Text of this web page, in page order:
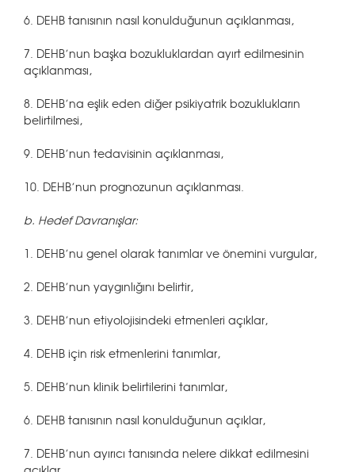
6. DEHB tanısının nasıl konulduğunun açıklanması,
7. DEHB’nun başka bozukluklardan ayırt edilmesinin
açıklanması,
8. DEHB’na eşlik eden diğer psikiyatrik bozuklukların
belirtilmesi,
9. DEHB’nun tedavisinin açıklanması,
10. DEHB’nun prognozunun açıklanması.
b. Hedef Davranışlar:
1. DEHB’nu genel olarak tanımlar ve önemini vurgular,
2. DEHB’nun yaygınlığını belirtir,
3. DEHB’nun etiyolojisindeki etmenleri açıklar,
4. DEHB için risk etmenlerini tanımlar,
5. DEHB’nun klinik belirtilerini tanımlar,
6. DEHB tanısının nasıl konulduğunun açıklar,
7. DEHB’nun ayırıcı tanısında nelere dikkat edilmesini